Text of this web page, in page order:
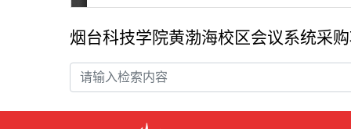
烟台科技学院黄渤海校区会议系统采